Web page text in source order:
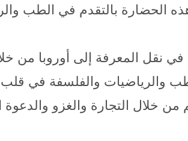
الحضارة بالتقدم في الطب
نقل المعرفة إلى أوروبا من
والرياضيات والفلسفة في
خلال التجارة والغزو والدعوة